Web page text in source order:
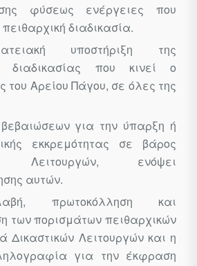
φύσεως ενέργειες που
διαδικασία.
υποστήριξη της
διαδικασίας που κινεί ο
του Αρείου Πάγου, σε όλες της
για την ύπαρξη ή
εκκρεμότητας σε βάρος
Λειτουργών, ενόψει
αυτών.
πρωτοκόλληση και
των πορισμάτων πειθαρχικών
Δικαστικών Λειτουργών και η
για την έκφραση